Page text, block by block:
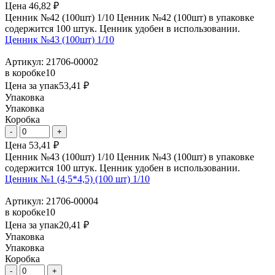
Цена 46,82 ₽
Ценник №42 (100шт) 1/10 Ценник №42 (100шт) в упаковке
содержится 100 штук. Ценник удобен в использовании.
Ценник №43 (100шт) 1/10
Артикул: 21706-00002
в коробке10
Цена за упак53,41 ₽
Упаковка
Упаковка
Коробка
Цена 53,41 ₽
Ценник №43 (100шт) 1/10 Ценник №43 (100шт) в упаковке
содержится 100 штук. Ценник удобен в использовании.
Ценник №1 (4,5*4,5) (100 шт) 1/10
Артикул: 21706-00004
в коробке10
Цена за упак20,41 ₽
Упаковка
Упаковка
Коробка